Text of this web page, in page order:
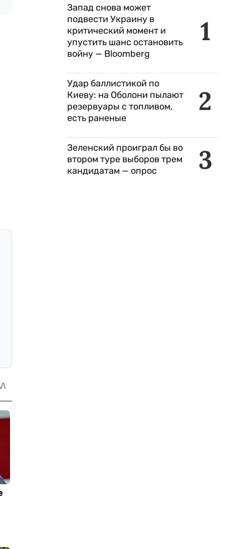
1
Запад снова может
подвести Украину в
критический момент и
упустить шанс остановить
войну — Bloomberg
2
Удар баллистикой по
Киеву: на Оболони пылают
резервуары с топливом,
есть раненые
3
Зеленский проиграл бы во
втором туре выборов трем
кандидатам — опрос